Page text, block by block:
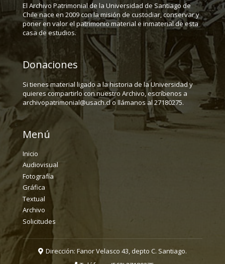
El Archivo Patrimonial de la Universidad de Santiago de
Chile nace en 2009 con la misión de custodiar, conservar y
poner en valor el patrimonio material e inmaterial de esta
casa de estudios.
Donaciones
Si tienes material ligado a la historia de la Universidad y
quieres compartirlo con nuestro Archivo, escríbenos a
archivopatrimonial@usach.cl o llámanos al 27180275.
Menú
Inicio
Audiovisual
Fotografía
Gráfica
Textual
Archivo
Solicitudes
Dirección: Fanor Velasco 43, depto C. Santiago.